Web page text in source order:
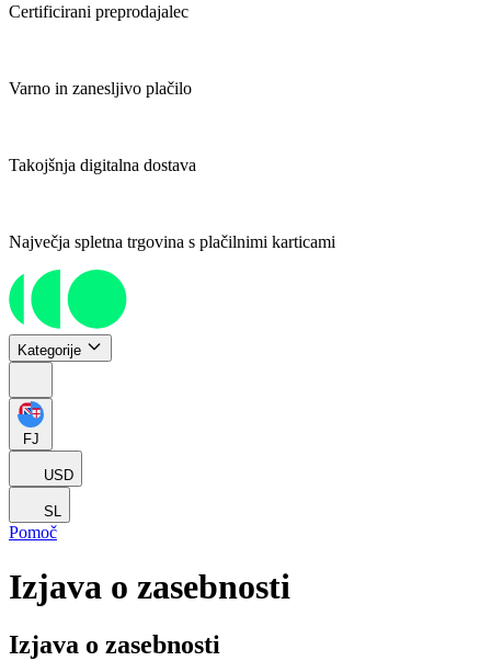
Certificirani preprodajalec
Varno in zanesljivo plačilo
Takojšnja digitalna dostava
Največja spletna trgovina s plačilnimi karticami
Kategorije
FJ
USD
SL
Pomoč
Izjava o zasebnosti
Izjava o zasebnosti